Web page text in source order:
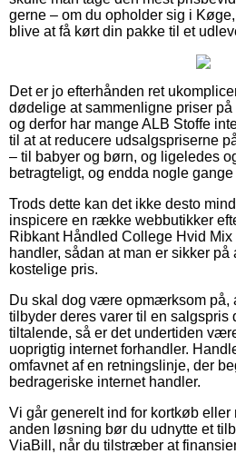
gerne – om du opholder sig i
blive at få kørt din pakke til et
Det er jo efterhånden ret
dødelige at sammenligne priser
og derfor har mange ALB Stoffe
til at at reducere udsalgspriserne
– til babyer og børn, og ligeledes
betragteligt, og endda nogle
Trods dette kan det ikke desto
inspicere en række webbutikker
Ribkant Håndled College Hvid Mix
handler, sådan at man er sikker på
kostelige pris.
Du skal dog være opmærksom på,
tilbyder deres varer til en salgspris
tiltalende, så er det undertiden
uoprigtig internet forhandler.
omfavnet af en retningslinje, der
bedrageriske internet handler.
Vi går generelt ind for kortkøb
anden løsning bør du udnytte et
ViaBill, når du tilstræber at